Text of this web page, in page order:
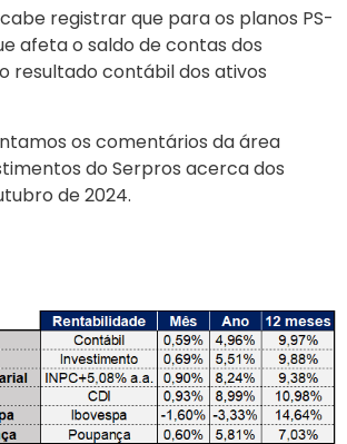
registrar que para os planos PS-
afeta o saldo de contas dos
resultado contábil dos ativos
os comentários da área
do Serpros acerca dos
de 2024.